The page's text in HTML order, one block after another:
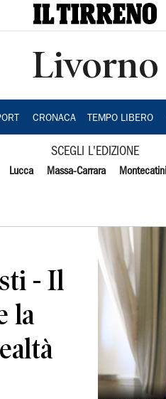
Livorno
CRONACA TEMPO LIBERO
SCEGLI L'EDIZIONE
Lucca Massa-Carrara Montecatini
- Il
la